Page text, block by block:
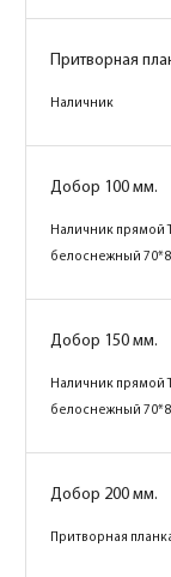
Притворная
Наличник
Добор 100 мм.
Наличник прямой
белоснежный
Добор 150 мм.
Наличник прямой
белоснежный
Добор 200 мм.
Притворная